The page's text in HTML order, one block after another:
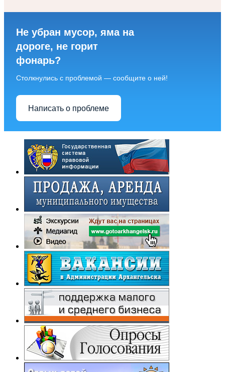
Не убран мусор, яма на
дороге, не горит
фонарь?
Столкнулись с проблемой — сообщите о ней!
Написать о проблеме